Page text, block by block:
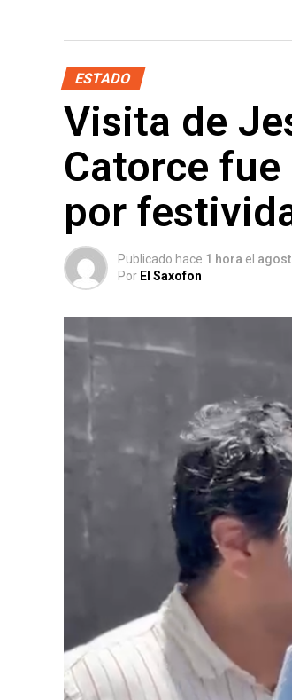
ESTADO
Visita de
Catorce
por
Publicado hace 1 hora el
Por El Saxofon